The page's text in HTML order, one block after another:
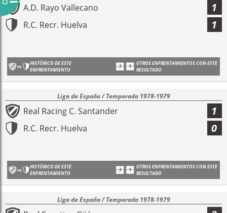
A.D. Rayo Vallecano 1
R.C. Recr. Huelva 1
HISTÓRICO DE ESTE
ENFRENTAMIENTO
OTROS ENFRENTAMIENTOS CON ESTE
RESULTADO
Liga de España / Temporada 1978-1979
Real Racing C. Santander 1
R.C. Recr. Huelva 0
HISTÓRICO DE ESTE
ENFRENTAMIENTO
OTROS ENFRENTAMIENTOS CON ESTE
RESULTADO
Liga de España / Temporada 1978-1979